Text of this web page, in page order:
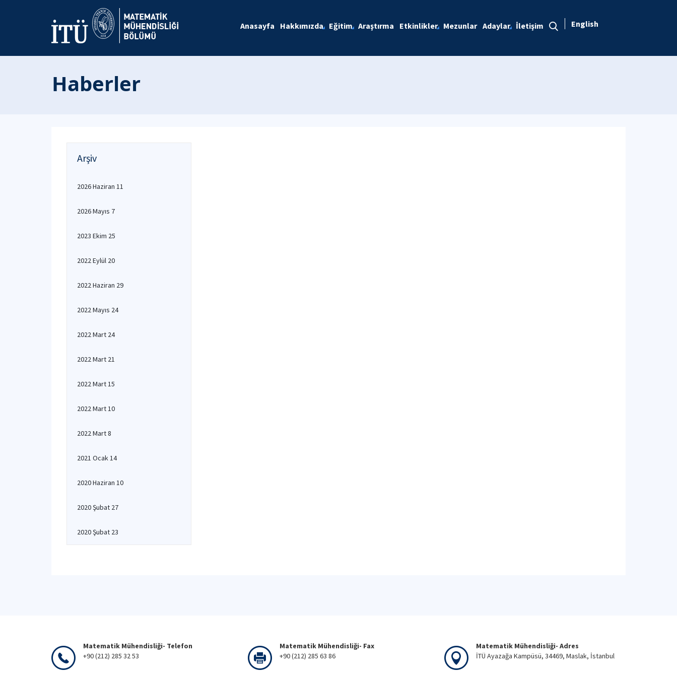
Anasayfa Hakkımızda Eğitim Araştırma Etkinlikler Mezunlar Adaylar İletişim English
Haberler
Arşiv
2026 Haziran 11
2026 Mayıs 7
2023 Ekim 25
2022 Eylül 20
2022 Haziran 29
2022 Mayıs 24
2022 Mart 24
2022 Mart 21
2022 Mart 15
2022 Mart 10
2022 Mart 8
2021 Ocak 14
2020 Haziran 10
2020 Şubat 27
2020 Şubat 23
Matematik Mühendisliği- Telefon
+90 (212) 285 32 53
Matematik Mühendisliği- Fax
+90 (212) 285 63 86
Matematik Mühendisliği- Adres
İTÜ Ayazağa Kampüsü, 34469, Maslak, İstanbul